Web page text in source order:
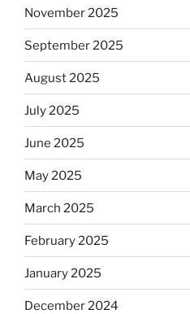
November 2025
September 2025
August 2025
July 2025
June 2025
May 2025
March 2025
February 2025
January 2025
December 2024